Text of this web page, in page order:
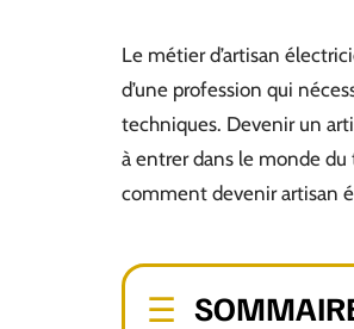
Le métier d’artisan
d’une profession qui
techniques. Devenir un
à entrer dans le monde du
comment devenir artisan